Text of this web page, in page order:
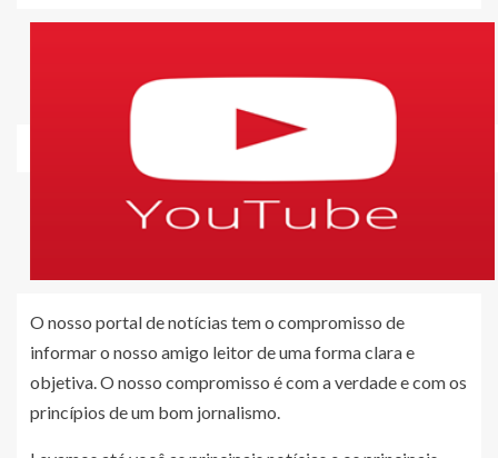
O nosso portal de notícias tem o compromisso de
informar o nosso amigo leitor de uma forma clara e
objetiva. O nosso compromisso é com a verdade e com os
princípios de um bom jornalismo.